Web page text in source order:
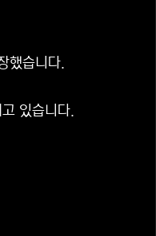
했습니다.
있습니다.